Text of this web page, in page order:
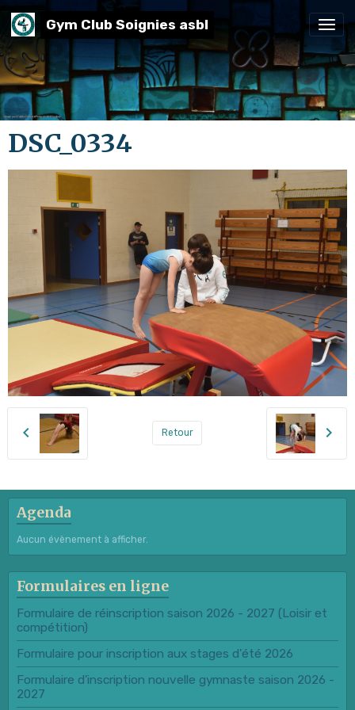
Gym Club Soignies asbl
DSC_0334
Retour
Agenda
Aucun évènement à afficher.
Formulaires en ligne
Formulaire de réinscription saison 2026 - 2027 (Loisir et
compétition)
Formulaire pour inscription aux stages d'été 2026
Formulaire d'inscription nouvelle gymnaste saison 2026 -
2027